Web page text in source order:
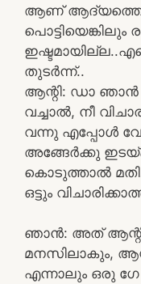
ആണ് ആദ്യത്തെ
പൊട്ടിയെങ്കിലും
തുടർന്ന്..
ആന്റി: ഡാ
വച്ചാൽ, നീ
വന്നു എപ്പോൾ
അങ്ങേർക്കു
കൊടുത്താൽ
ഒട്ടും
ഞാൻ: അത്
മനസിലാകും,
എന്നാലും ഒരു